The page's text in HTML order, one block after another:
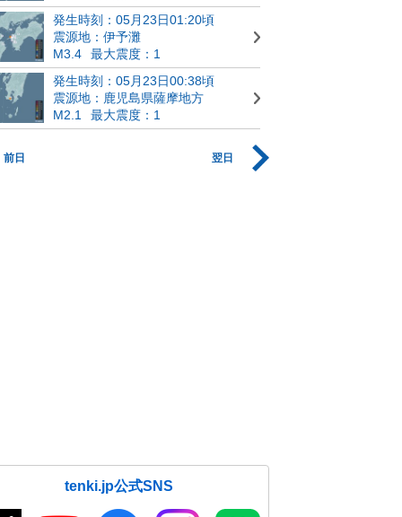
発生時刻：05月23日01:20頃
震源地：伊予灘
M3.4
最大震度：1
発生時刻：05月23日00:38頃
震源地：鹿児島県薩摩地方
M2.1
最大震度：1
前日 翌日
tenki.jp公式SNS